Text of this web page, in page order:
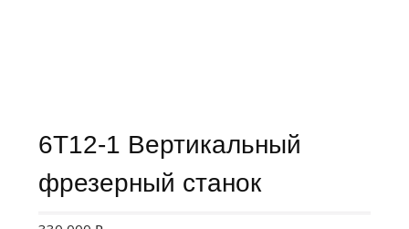
6Т12-1 Вертикальный
фрезерный станок